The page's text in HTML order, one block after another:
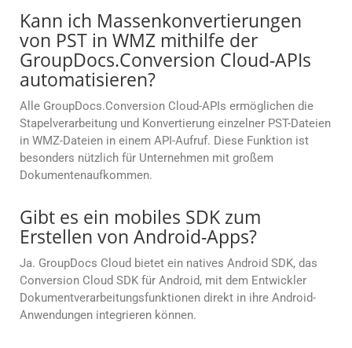
Kann ich Massenkonvertierungen
von PST in WMZ mithilfe der
GroupDocs.Conversion Cloud-APIs
automatisieren?
Alle GroupDocs.Conversion Cloud-APIs ermöglichen die
Stapelverarbeitung und Konvertierung einzelner PST-Dateien
in WMZ-Dateien in einem API-Aufruf. Diese Funktion ist
besonders nützlich für Unternehmen mit großem
Dokumentenaufkommen.
Gibt es ein mobiles SDK zum
Erstellen von Android-Apps?
Ja. GroupDocs Cloud bietet ein natives Android SDK, das
Conversion Cloud SDK für Android, mit dem Entwickler
Dokumentverarbeitungsfunktionen direkt in ihre Android-
Anwendungen integrieren können.